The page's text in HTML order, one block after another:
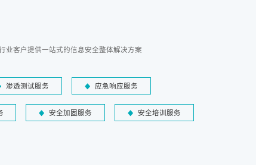
业客户提供一站式的信息安全整体解决方案
渗透测试服务 应急响应服务
安全加固服务 安全培训服务